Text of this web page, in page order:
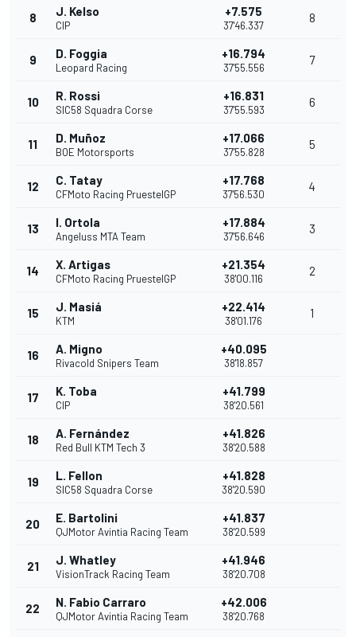
8 J. Kelso
CIP
+7.575
37'46.337
8
9 D. Foggia
Leopard Racing
+16.794
37'55.556
7
10 R. Rossi
SIC58 Squadra Corse
+16.831
37'55.593
6
11 D. Muñoz
BOE Motorsports
+17.066
37'55.828
5
12 C. Tatay
CFMoto Racing PruestelGP
+17.768
37'56.530
4
13 I. Ortola
Angeluss MTA Team
+17.884
37'56.646
3
14 X. Artigas
CFMoto Racing PruestelGP
+21.354
38'00.116
2
15 J. Masiá
KTM
+22.414
38'01.176
1
16 A. Migno
Rivacold Snipers Team
+40.095
38'18.857
17 K. Toba
CIP
+41.799
38'20.561
18 A. Fernández
Red Bull KTM Tech 3
+41.826
38'20.588
19 L. Fellon
SIC58 Squadra Corse
+41.828
38'20.590
20 E. Bartolini
QJMotor Avintia Racing Team
+41.837
38'20.599
21 J. Whatley
VisionTrack Racing Team
+41.946
38'20.708
22 N. Fabio Carraro
QJMotor Avintia Racing Team
+42.006
38'20.768